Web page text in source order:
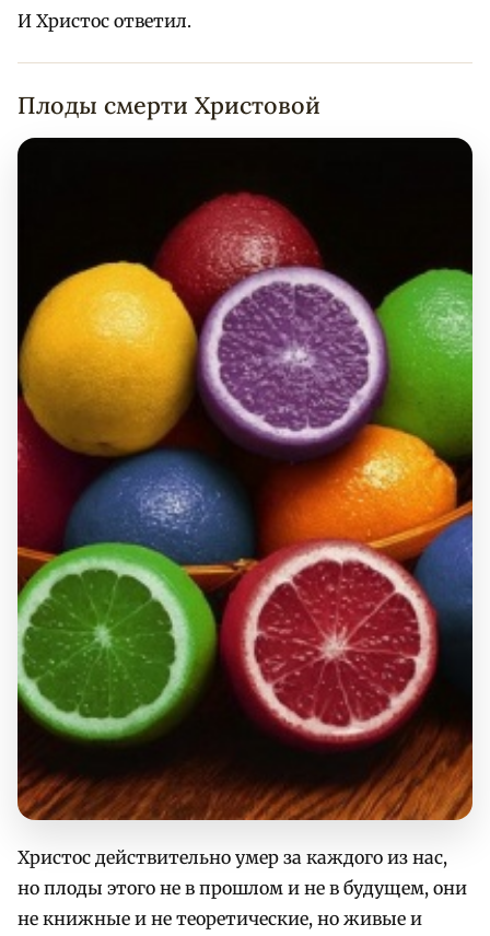
И Христос ответил.
Плоды смерти Христовой
Христос действительно умер за каждого из нас,
но плоды этого не в прошлом и не в будущем, они
не книжные и не теоретические, но живые и